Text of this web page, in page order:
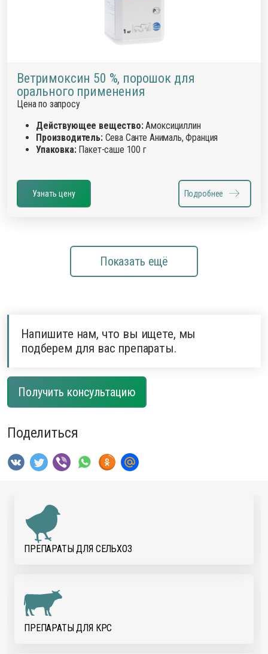
Ветримоксин 50 %, порошок для
орального применения
Цена по запросу
Действующее вещество:Амоксициллин
Производитель:Сева Санте Анималь, Франция
Упаковка:Пакет-саше 100 г
Узнать цену Подробнее
Показать ещё
Напишите нам, что вы ищете, мы
подберем для вас препараты.
Получить консультацию
Поделиться
ПРЕПАРАТЫ ДЛЯ CЕЛЬХОЗ
ПРЕПАРАТЫ ДЛЯ КРС